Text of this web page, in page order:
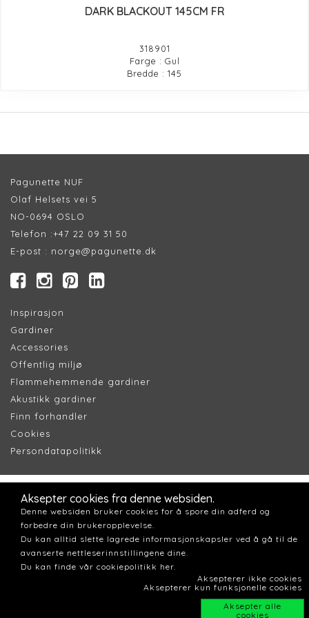
DARK BLACKOUT 145CM FR
318901
Farge : Gul
Bredde : 145
Pagunette NUF
Olaf Helsets vei 5
NO-0694 OSLO
Telefon :+47 22 09 31 50
E-post : norge@pagunette.dk
Inspirasjon
Gardiner
Accessories
Offentlig miljø
Flammehemmende gardiner
Akustikk gardiner
Finn forhandler
Cookies
Persondatapolitikk
Aksepter cookies fra denne websiden.
Denne websiden bruker cookies for å spore din adferd og
forbedre din brukeropplevelse.
Du kan alltid slette lagrede informasjonskapsler ved å gå til de
avanserte nettleserinnstillingene dine.
Du kan finde vår cookiepolitikk her.
Aksepterer ikke cookies
Aksepterer kun funksjonelle cookies
Aksepter alle
cookies